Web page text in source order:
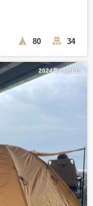
80 34
2024年10月6日